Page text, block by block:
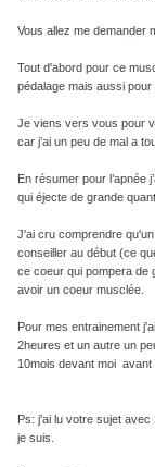
Vous allez me demander
Tout d'abord pour ce
pédalage mais aussi pour
Je viens vers vous pour
car j’ai un peu de mal a
En résumer pour l’apnée
qui éjecte de grande
J'ai cru comprendre
conseiller au début (ce
ce coeur qui pompera de
avoir un coeur musclée.
Pour mes entrainement
2heures et un autre un
10mois devant moi avant
Ps: j'ai lu votre sujet
je suis.